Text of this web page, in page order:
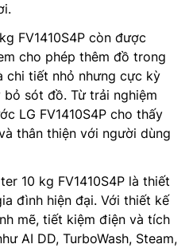
FV1410S4P còn được
cho phép thêm đồ trong
chi tiết nhỏ nhưng cực kỳ
sót đồ. Từ trải nghiệm
LG FV1410S4P cho thấy
thân thiện với người dùng
10 kg FV1410S4P là thiết
đình hiện đại. Với thiết kế
mẽ, tiết kiệm điện và tích
AI DD, TurboWash, Steam,